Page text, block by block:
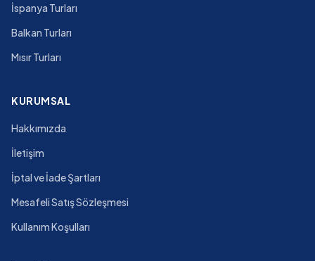
İspanya Turları
Balkan Turları
Mısır Turları
KURUMSAL
Hakkımızda
İletişim
İptal ve İade Şartları
Mesafeli Satış Sözleşmesi
Kullanım Koşulları